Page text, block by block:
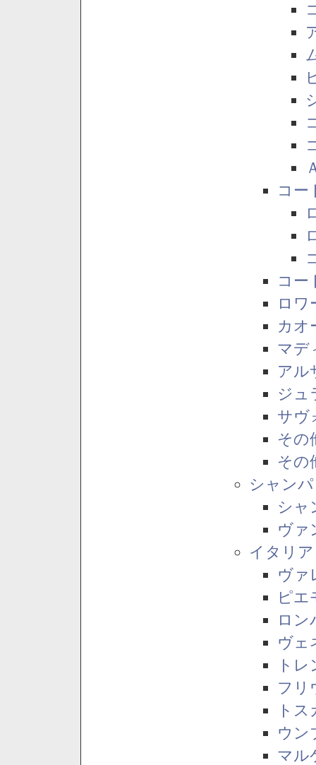
コー
コー
ロワ
カオ
マデ
アル
ジュ
サヴ
その
その
シャン
シャ
ヴァ
イタリア
ヴァ
ピエ
ロン
ヴェ
ト
フリ
ト
ウン
マル